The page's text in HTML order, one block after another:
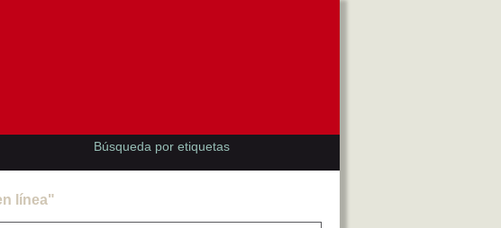
línea"
Búsqueda por etiquetas